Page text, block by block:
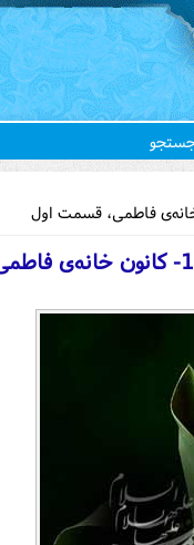
فاطمه زهرا سلام الله علیها را بهتر بشناسیم: 16- كانون خانه‌ی